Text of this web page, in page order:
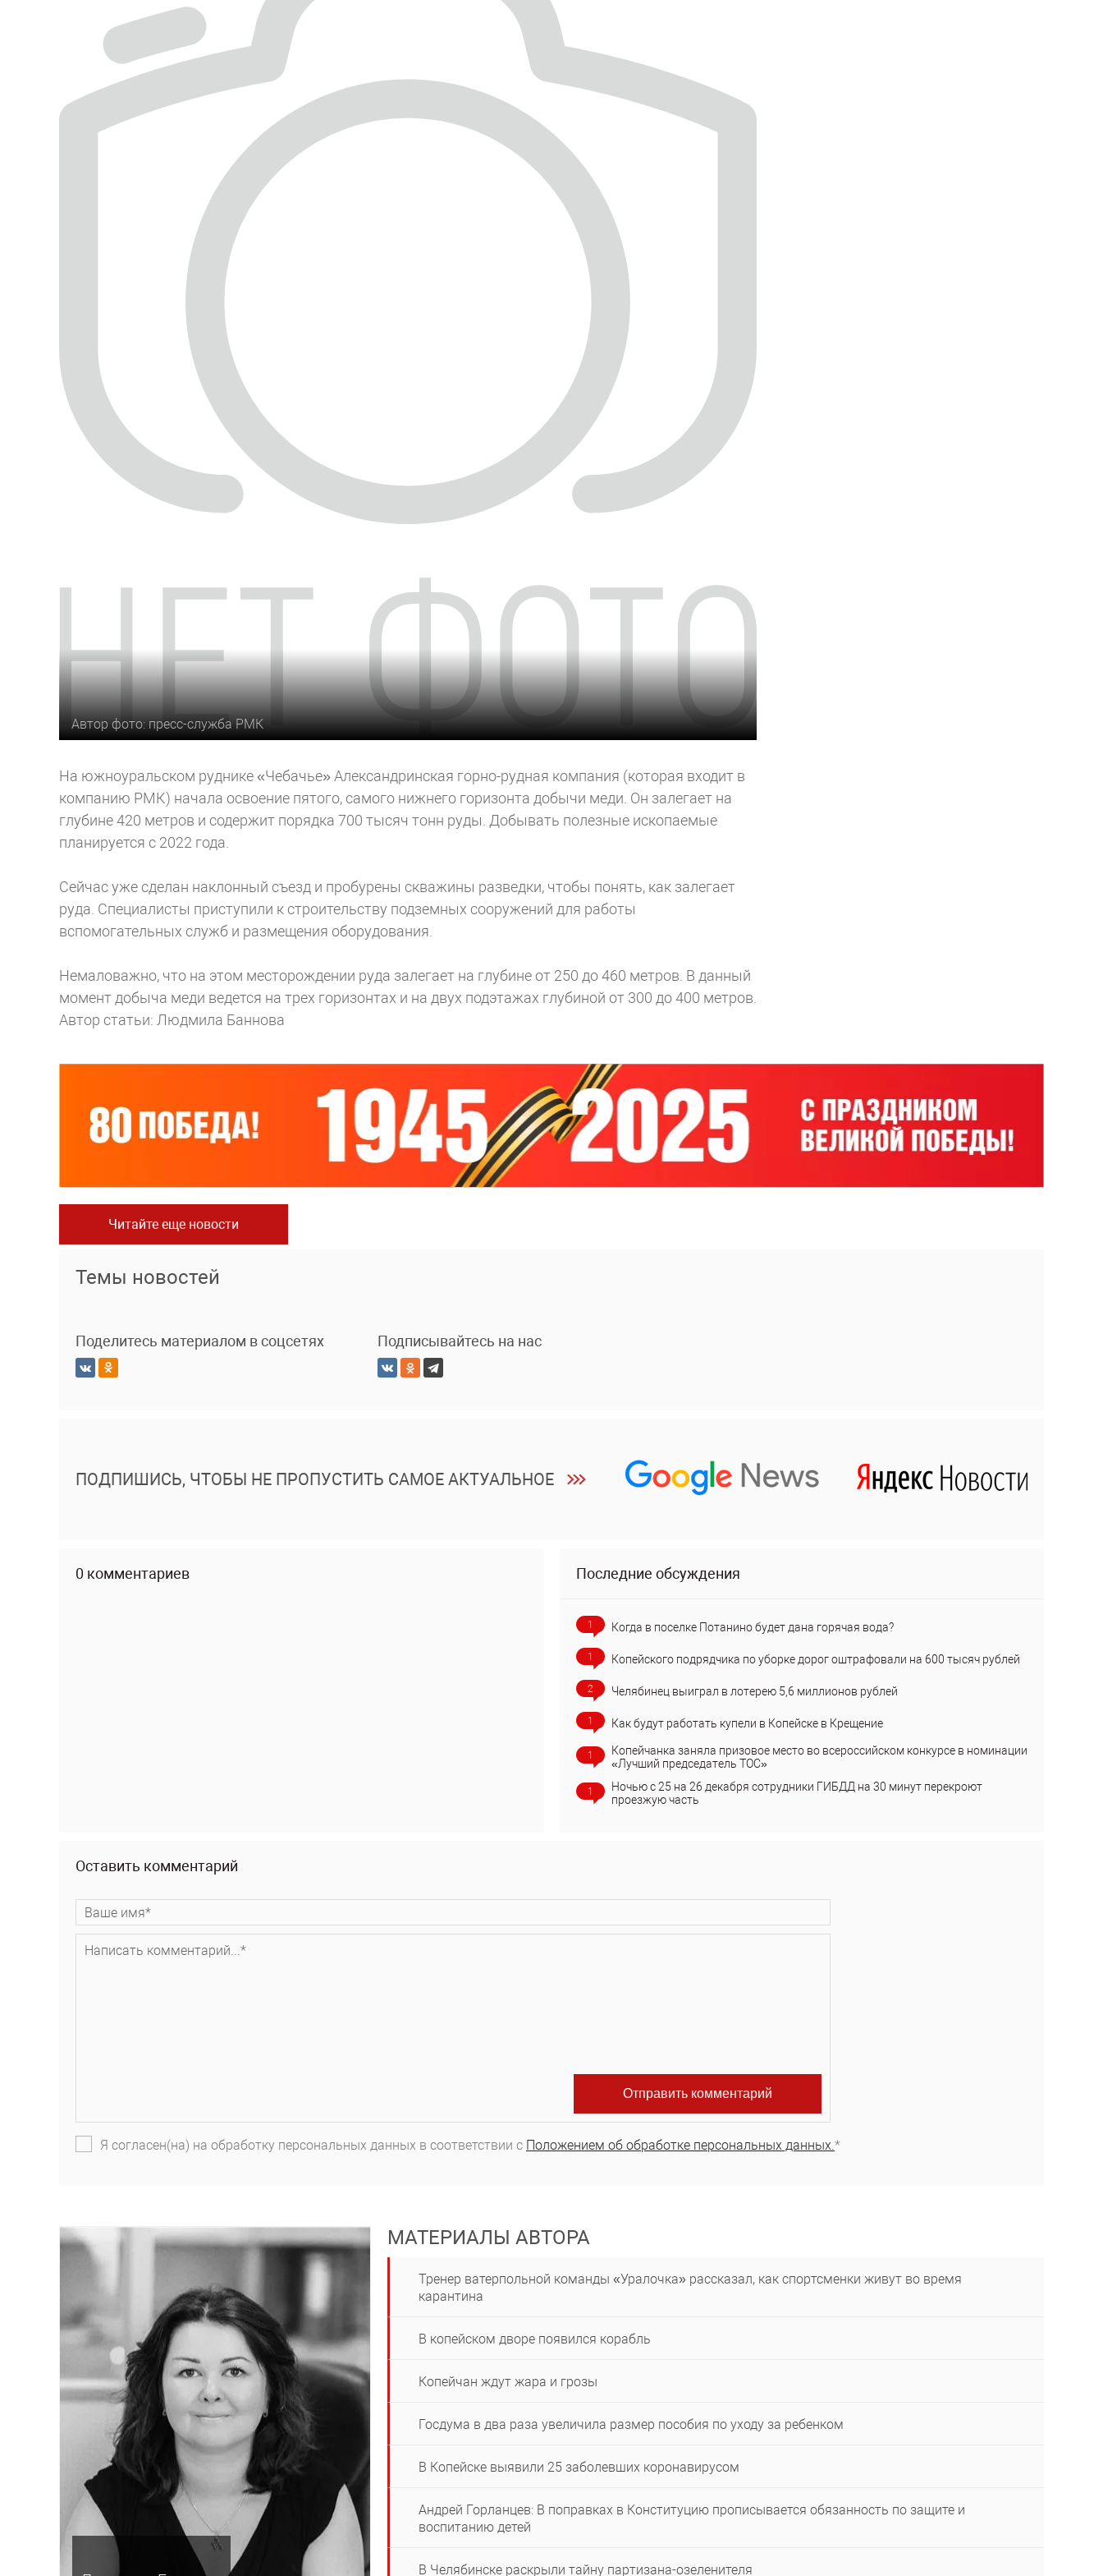
Автор фото: пресс-служба РМК
На южноуральском руднике «Чебачье» Александринская горно-рудная компания (которая входит в
компанию РМК) начала освоение пятого, самого нижнего горизонта добычи меди. Он залегает на
глубине 420 метров и содержит порядка 700 тысяч тонн руды. Добывать полезные ископаемые
планируется с 2022 года.
Сейчас уже сделан наклонный съезд и пробурены скважины разведки, чтобы понять, как залегает
руда. Специалисты приступили к строительству подземных сооружений для работы
вспомогательных служб и размещения оборудования.
Немаловажно, что на этом месторождении руда залегает на глубине от 250 до 460 метров. В данный
момент добыча меди ведется на трех горизонтах и на двух подэтажах глубиной от 300 до 400 метров.
Автор статьи: Людмила Баннова
Читайте еще новости
Темы новостей
Поделитесь материалом в соцсетях Подписывайтесь на нас
ПОДПИШИСЬ, ЧТОБЫ НЕ ПРОПУСТИТЬ САМОЕ АКТУАЛЬНОЕ
0 комментариев Последние обсуждения
1 Когда в поселке Потанино будет дана горячая вода?
1 Копейского подрядчика по уборке дорог оштрафовали на 600 тысяч рублей
2 Челябинец выиграл в лотерею 5,6 миллионов рублей
1 Как будут работать купели в Копейске в Крещение
1
Копейчанка заняла призовое место во всероссийском конкурсе в номинации
«Лучший председатель ТОС»
1
Ночью с 25 на 26 декабря сотрудники ГИБДД на 30 минут перекроют
проезжую часть
Оставить комментарий
Я согласен(на) на обработку персональных данных в соответствии с Положением об обработке персональных данных.*
МАТЕРИАЛЫ АВТОРА
Тренер ватерпольной команды «Уралочка» рассказал, как спортсменки живут во время
карантина
В копейском дворе появился корабль
Копейчан ждут жара и грозы
Госдума в два раза увеличила размер пособия по уходу за ребенком
В Копейске выявили 25 заболевших коронавирусом
Андрей Горланцев: В поправках в Конституцию прописывается обязанность по защите и
воспитанию детей
В Челябинске раскрыли тайну партизана-озеленителя